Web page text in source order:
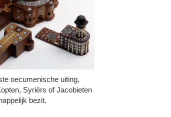
oecumenische uiting,
Syriërs of Jacobieten
bezit.